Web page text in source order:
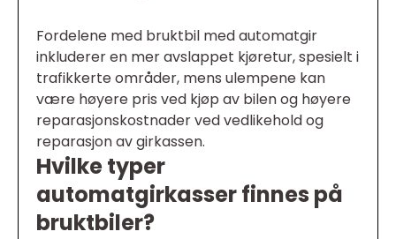
Fordelene med bruktbil med automatgir
inkluderer en mer avslappet kjøretur, spesielt i
trafikkerte områder, mens ulempene kan
være høyere pris ved kjøp av bilen og høyere
reparasjonskostnader ved vedlikehold og
reparasjon av girkassen.
Hvilke typer
automatgirkasser finnes på
bruktbiler?